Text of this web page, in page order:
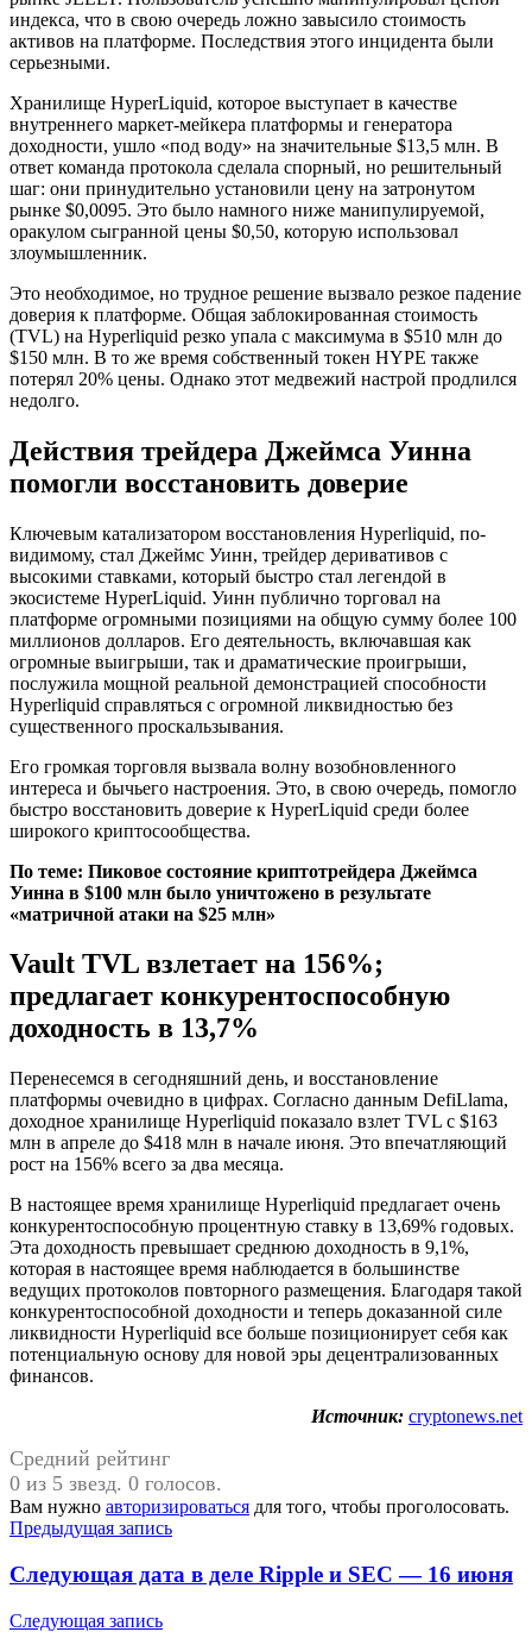
индекса, что в свою очередь ложно завысило стоимость
активов на платформе. Последствия этого инцидента были
серьезными.
Хранилище HyperLiquid, которое выступает в качестве
внутреннего маркет-мейкера платформы и генератора
доходности, ушло «под воду» на значительные $13,5 млн. В
ответ команда протокола сделала спорный, но решительный
шаг: они принудительно установили цену на затронутом
рынке $0,0095. Это было намного ниже манипулируемой,
оракулом сыгранной цены $0,50, которую использовал
злоумышленник.
Это необходимое, но трудное решение вызвало резкое падение
доверия к платформе. Общая заблокированная стоимость
(TVL) на Hyperliquid резко упала с максимума в $510 млн до
$150 млн. В то же время собственный токен HYPE также
потерял 20% цены. Однако этот медвежий настрой продлился
недолго.
Действия трейдера Джеймса Уинна
помогли восстановить доверие
Ключевым катализатором восстановления Hyperliquid, по-
видимому, стал Джеймс Уинн, трейдер деривативов с
высокими ставками, который быстро стал легендой в
экосистеме HyperLiquid. Уинн публично торговал на
платформе огромными позициями на общую сумму более 100
миллионов долларов. Его деятельность, включавшая как
огромные выигрыши, так и драматические проигрыши,
послужила мощной реальной демонстрацией способности
Hyperliquid справляться с огромной ликвидностью без
существенного проскальзывания.
Его громкая торговля вызвала волну возобновленного
интереса и бычьего настроения. Это, в свою очередь, помогло
быстро восстановить доверие к HyperLiquid среди более
широкого криптосообщества.
По теме: Пиковое состояние криптотрейдера Джеймса
Уинна в $100 млн было уничтожено в результате
«матричной атаки на $25 млн»
Vault TVL взлетает на 156%;
предлагает конкурентоспособную
доходность в 13,7%
Перенесемся в сегодняшний день, и восстановление
платформы очевидно в цифрах. Согласно данным DefiLlama,
доходное хранилище Hyperliquid показало взлет TVL с $163
млн в апреле до $418 млн в начале июня. Это впечатляющий
рост на 156% всего за два месяца.
В настоящее время хранилище Hyperliquid предлагает очень
конкурентоспособную процентную ставку в 13,69% годовых.
Эта доходность превышает среднюю доходность в 9,1%,
которая в настоящее время наблюдается в большинстве
ведущих протоколов повторного размещения. Благодаря такой
конкурентоспособной доходности и теперь доказанной силе
ликвидности Hyperliquid все больше позиционирует себя как
потенциальную основу для новой эры децентрализованных
финансов.
Источник: cryptonews.net
Средний рейтинг
0 из 5 звезд. 0 голосов.
Вам нужно авторизироваться для того, чтобы проголосовать.
Навигация
по
записям
Предыдущая запись
Следующая дата в деле Ripple и SEC — 16 июня
Следующая запись